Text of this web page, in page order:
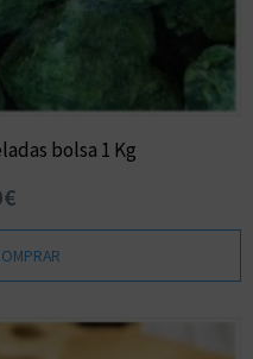
bolsa 1 Kg